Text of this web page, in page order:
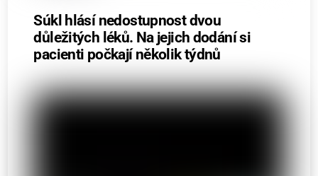
Súkl hlásí nedostupnost dvou
důležitých léků. Na jejich dodání si
pacienti počkají několik týdnů